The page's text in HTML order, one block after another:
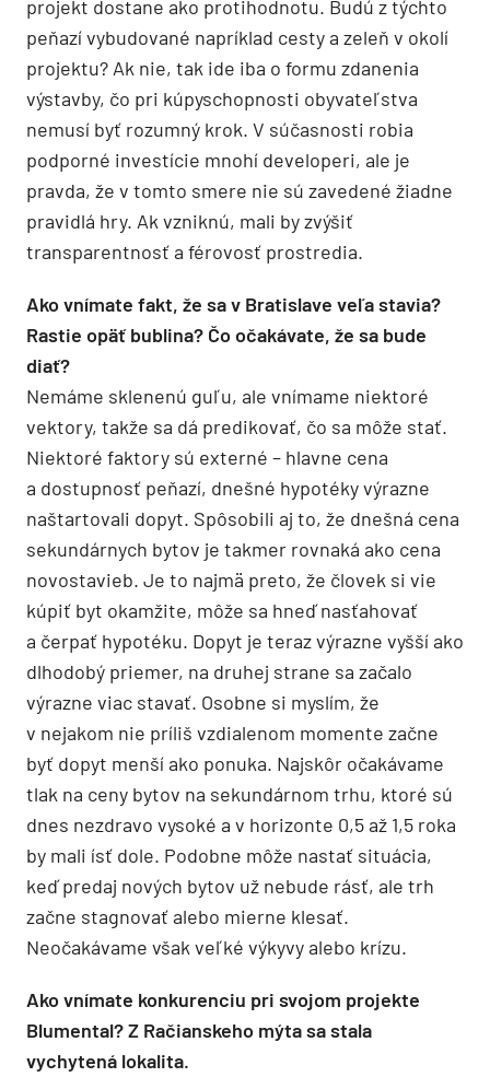
projekt dostane ako protihodnotu. Budú z týchto
peňazí vybudované napríklad cesty a zeleň v okolí
projektu? Ak nie, tak ide iba o formu zdanenia
výstavby, čo pri kúpyschopnosti obyvateľstva
nemusí byť rozumný krok. V súčasnosti robia
podporné investície mnohí developeri, ale je
pravda, že v tomto smere nie sú zavedené žiadne
pravidlá hry. Ak vzniknú, mali by zvýšiť
transparentnosť a férovosť prostredia.
Ako vnímate fakt, že sa v Bratislave veľa stavia?
Rastie opäť bublina? Čo očakávate, že sa bude
diať?
Nemáme sklenenú guľu, ale vnímame niektoré
vektory, takže sa dá predikovať, čo sa môže stať.
Niektoré faktory sú externé – hlavne cena
a dostupnosť peňazí, dnešné hypotéky výrazne
naštartovali dopyt. Spôsobili aj to, že dnešná cena
sekundárnych bytov je takmer rovnaká ako cena
novostavieb. Je to najmä preto, že človek si vie
kúpiť byt okamžite, môže sa hneď nasťahovať
a čerpať hypotéku. Dopyt je teraz výrazne vyšší ako
dlhodobý priemer, na druhej strane sa začalo
výrazne viac stavať. Osobne si myslím, že
v nejakom nie príliš vzdialenom momente začne
byť dopyt menší ako ponuka. Najskôr očakávame
tlak na ceny bytov na sekundárnom trhu, ktoré sú
dnes nezdravo vysoké a v horizonte 0,5 až 1,5 roka
by mali ísť dole. Podobne môže nastať situácia,
keď predaj nových bytov už nebude rásť, ale trh
začne stagnovať alebo mierne klesať.
Neočakávame však veľké výkyvy alebo krízu.
Ako vnímate konkurenciu pri svojom projekte
Blumental? Z Račianskeho mýta sa stala
vychytená lokalita.